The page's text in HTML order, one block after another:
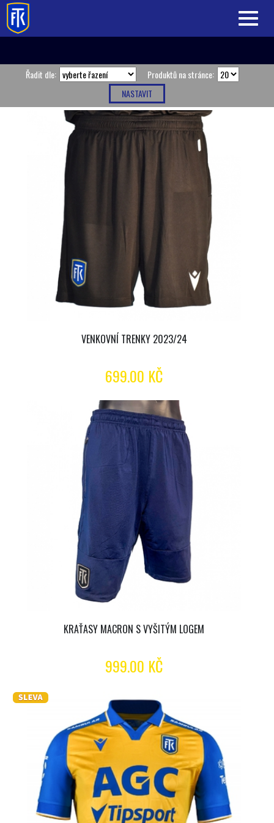
Toggle
Řadit dle: Produktů na stránce:
VENKOVNÍ TRENKY 2023/24
699.00 KČ
KRAŤASY MACRON S VYŠITÝM LOGEM
999.00 KČ